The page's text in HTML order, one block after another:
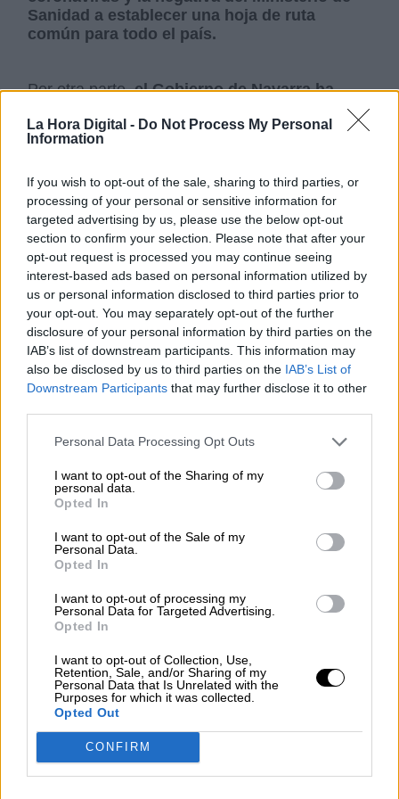
La Hora Digital - Do Not Process My Personal
Information
If you wish to opt-out of the sale, sharing to third parties, or
processing of your personal or sensitive information for
targeted advertising by us, please use the below opt-out
section to confirm your selection. Please note that after your
opt-out request is processed you may continue seeing
interest-based ads based on personal information utilized by
us or personal information disclosed to third parties prior to
your opt-out. You may separately opt-out of the further
disclosure of your personal information by third parties on the
IAB’s list of downstream participants. This information may
also be disclosed by us to third parties on the IAB’s List of
Downstream Participants that may further disclose it to other
Personal Data Processing Opt Outs
I want to opt-out of the Sharing of my
personal data.
Opted In
I want to opt-out of the Sale of my
Personal Data.
Opted In
I want to opt-out of processing my
Personal Data for Targeted Advertising.
Opted In
I want to opt-out of Collection, Use,
Retention, Sale, and/or Sharing of my
Personal Data that Is Unrelated with the
Purposes for which it was collected.
Opted Out
CONFIRM
Sanidad a establecer una hoja de ruta
común para todo el país.
Por otra parte,el Gobierno de Navarra ha
vigencia de quince días para adelantar el
cierre de las discotecas y de los bares
Por último, la Comunidad Valenciana ha
decidido volver a cerrar el ocio nocturno ,
adelantarmedia hora el cierre de la
hostelería y reducir el aforo de los
espectáculos masivos, así como pedir al
Tribunal Superior de Justicia un toque de
queda (de 1:00 a 6:00 horas) selectivo por
municipios con alta incidencia y la limitación
de las reuniones a diez personas en todos
los espacios.
ocio nocturno toque de queda
Comunidades Autonómas
Consejo Interterritorial del Sistema Nacional de Salud
Ministerio de Sanidad
NOTICIAS RELACIONADAS